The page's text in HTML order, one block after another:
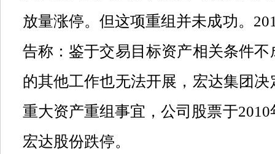
放量涨停。但这项重组并未成功。
告称：鉴于交易目标资产相关条件
的其他工作也无法开展，宏达集团
重大资产重组事宜，公司股票于2010
宏达股份跌停。